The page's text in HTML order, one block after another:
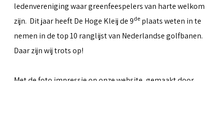
ledenvereniging waar greenfeespelers van harte welkom
zijn. Dit jaar heeft De Hoge Kleij de 9de plaats weten in te
nemen in de top 10 ranglijst van Nederlandse golfbanen.
Daar zijn wij trots op!
Met de foto impressie op onze website, gemaakt door